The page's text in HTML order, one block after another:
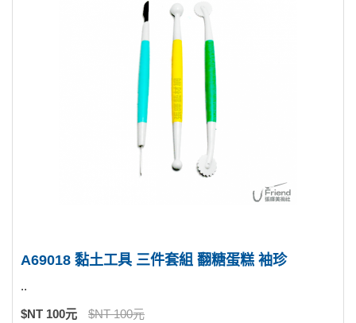
A69018 黏土工具 三件套組 翻糖蛋糕 袖珍
..
$NT 100元 $NT 100元